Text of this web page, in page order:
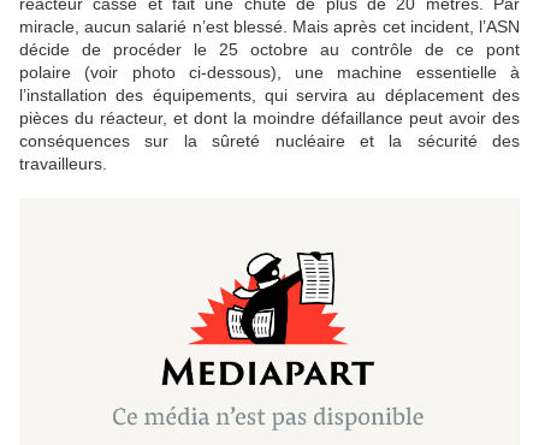
miracle, aucun salarié n’est blessé. Mais après cet incident, l’ASN
décide de procéder le 25 octobre au contrôle de ce pont
polaire (voir photo ci-dessous) , une machine essentielle à
l’installation des équipements, qui servira au déplacement des
pièces du réacteur, et dont la moindre défaillance peut avoir des
conséquences sur la sûreté nucléaire et la sécurité des
travailleurs.